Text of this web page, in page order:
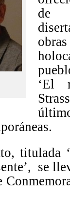
de
‘El
titulada
se